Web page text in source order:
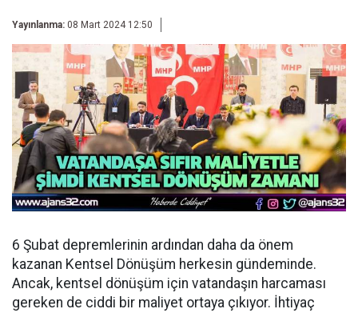
Yayınlanma: 08 Mart 2024 12:50
6 Şubat depremlerinin ardından daha da önem
kazanan Kentsel Dönüşüm herkesin gündeminde.
Ancak, kentsel dönüşüm için vatandaşın harcaması
gereken de ciddi bir maliyet ortaya çıkıyor. İhtiyaç